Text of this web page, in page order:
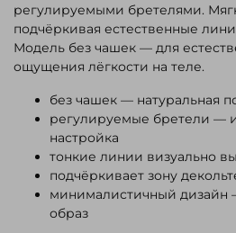
регулируемыми бретелями.
подчёркивая естественные
Модель без чашек — для
ощущения лёгкости на теле.
без чашек — натуральная
регулируемые бретели —
настройка
тонкие линии визуально
подчёркивает зону
минималистичный дизайн
образ